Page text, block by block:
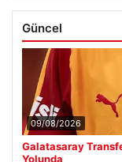
Güncel
09/08/2026
Galatasaray
Yolunda